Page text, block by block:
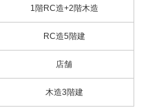
1階RC造+2階木造
RC造5階建
店舗
木造3階建